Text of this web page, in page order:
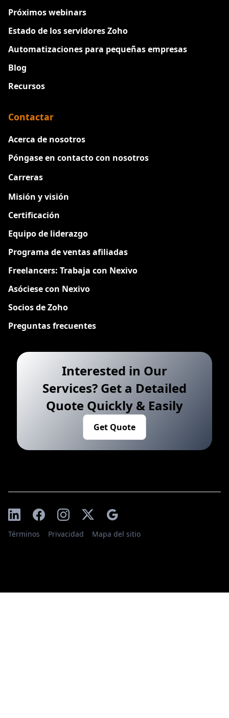
Próximos webinars
Estado de los servidores Zoho
Automatizaciones para pequeñas empresas
Blog
Recursos
Contactar
Acerca de nosotros
Póngase en contacto con nosotros
Carreras
Misión y visión
Certificación
Equipo de liderazgo
Programa de ventas afiliadas
Freelancers: Trabaja con Nexivo
Asóciese con Nexivo
Socios de Zoho
Preguntas frecuentes
Interested in Our
Services? Get a Detailed
Quote Quickly & Easily
Get Quote
Términos Privacidad Mapa del sitio